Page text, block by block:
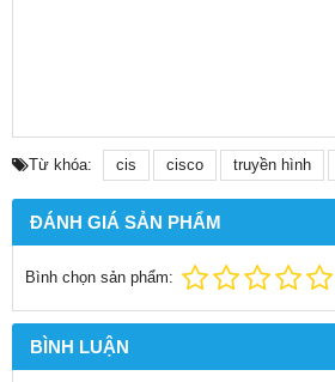
Từ khóa: cis cisco truyền hình
ĐÁNH GIÁ SẢN PHẨM
Bình chọn sản phẩm:
BÌNH LUẬN